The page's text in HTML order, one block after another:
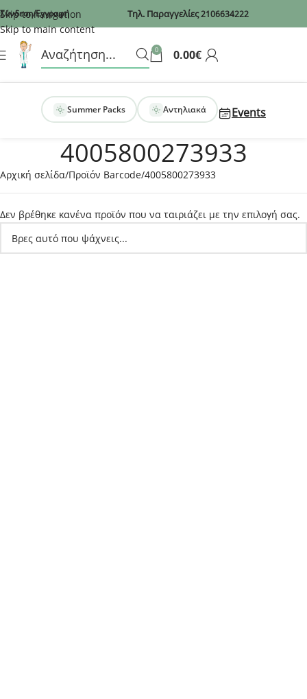
Recaptcha
Skip to navigation
Skip to main content
Σύνδεση/Εγγραφή Τηλ. Παραγγελίες2106634222
0 0.00€
Summer Packs Αντηλιακά Events
4005800273933
Αρχική σελίδα Προϊόν Barcode 4005800273933
Δεν βρέθηκε κανένα προϊόν που να ταιριάζει με την επιλογή σας.